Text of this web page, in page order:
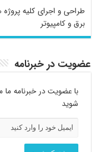
طراحی و اجرای کلیه
برق و کامپیوتر
عضویت در خبرنامه
با عضویت در خبرنامه ما
شوید